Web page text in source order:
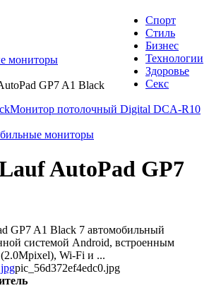
Спорт
Стиль
Бизнес
Технологии
Здоровье
Секс
мониторы
GP7 A1 Black
Монитор потолочный Digital DCA-R10
мониторы
AutoPad GP7
GP7 A1 Black 7 автомобильный
системой Android, встроенным
Wi-Fi и ...
pic_56d372ef4edc0.jpg